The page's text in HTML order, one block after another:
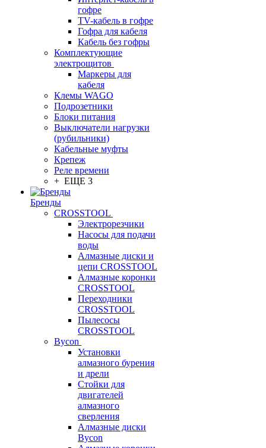
гофре
TV-кабель в гофре
Гофра для кабеля
Кабель без гофры
Комплектующие
электрощитов
Маркеры для
кабеля
Клемы WAGO
Подрозетники
Блоки питания
Выключатели нагрузки
(рубильники)
Кабельные муфты
Крепеж
Реле времени
+ ЕЩЕ 3
Бренды
CROSSTOOL
Электрорезчики
Насосы для подачи
воды
Алмазные диски и
цепи CROSSTOOL
Алмазные коронки
CROSSTOOL
Переходники
CROSSTOOL
Пылесосы
CROSSTOOL
Bycon
Установки
алмазного бурения
и дрели
Стойки для
двигателей
алмазного
сверления
Алмазные диски
Bycon